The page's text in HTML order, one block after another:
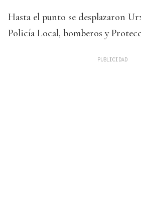
Hasta el punto se desplazaron
Policía Local, bomberos y